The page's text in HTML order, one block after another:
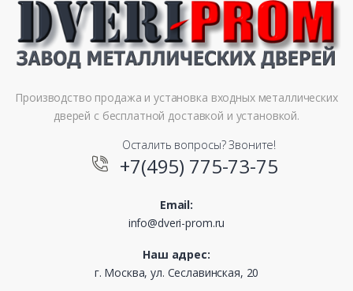
Производство продажа и установка входных металлических
дверей с бесплатной доставкой и установкой.
Осталить вопросы? Звоните!
+7(495) 775-73-75
Email:
info@dveri-prom.ru
Наш адрес:
г. Москва, ул. Сеславинская, 20